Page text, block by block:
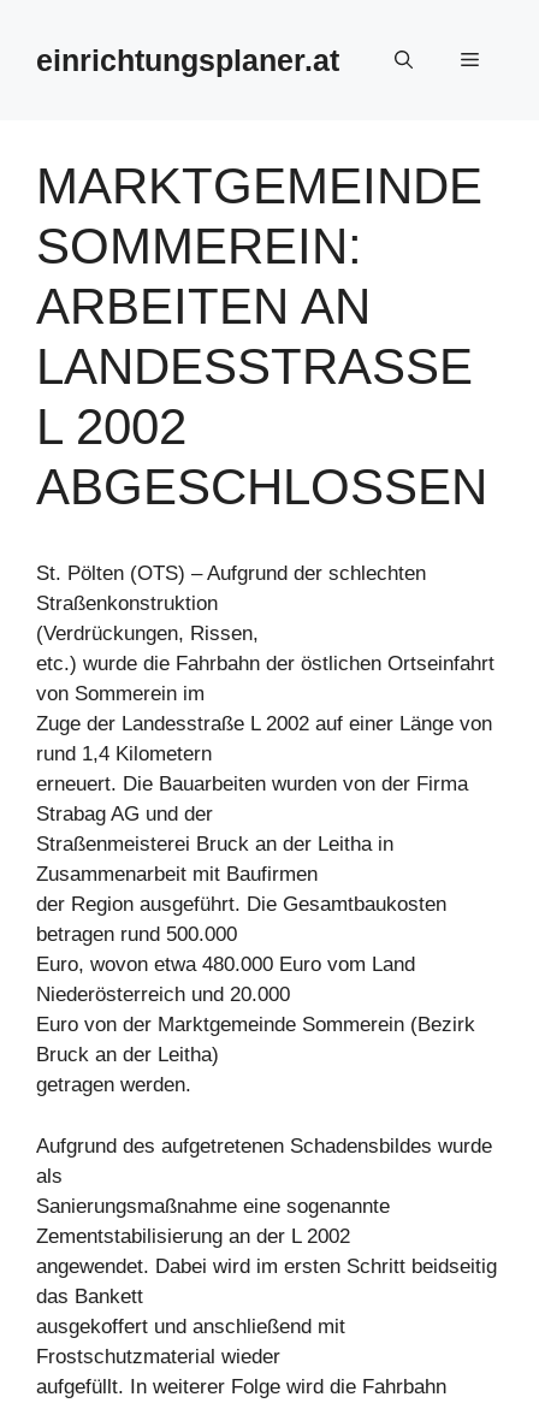
springeneinrichtungsplaner.at Menü
MARKTGEMEINDE
SOMMEREIN:
ARBEITEN AN
LANDESSTRASSE L
2002 A
BGESCHLOSSEN
St. Pölten (OTS) – Aufgrund der schlechten
Straßenkonstruktion
(Verdrückungen, Rissen,
etc.) wurde die Fahrbahn der östlichen Ortseinfahrt
von Sommerein im
Zuge der Landesstraße L 2002 auf einer Länge von
rund 1,4 Kilometern
erneuert. Die Bauarbeiten wurden von der Firma
Strabag AG und der
Straßenmeisterei Bruck an der Leitha in
Zusammenarbeit mit Baufirmen
der Region ausgeführt. Die Gesamtbaukosten
betragen rund 500.000
Euro, wovon etwa 480.000 Euro vom Land
Niederösterreich und 20.000
Euro von der Marktgemeinde Sommerein (Bezirk
Bruck an der Leitha)
getragen werden.
Aufgrund des aufgetretenen Schadensbildes wurde
als
Sanierungsmaßnahme eine sogenannte
Zementstabilisierung an der L 2002
angewendet. Dabei wird im ersten Schritt beidseitig
das Bankett
ausgekoffert und anschließend mit
Frostschutzmaterial wieder
aufgefüllt. In weiterer Folge wird die Fahrbahn